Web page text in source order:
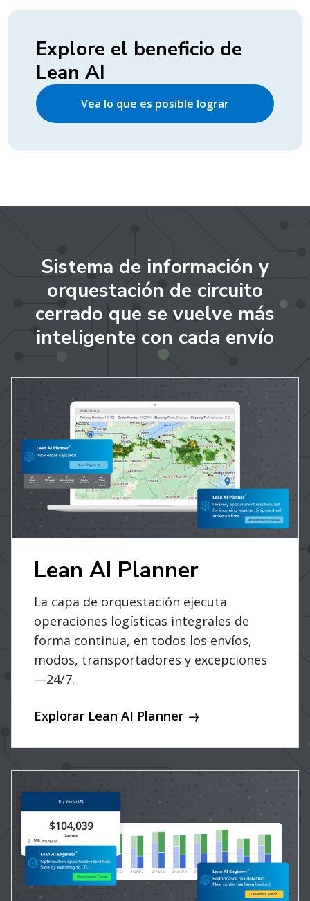
Explore el beneficio de
Lean AI
Vea lo que es posible lograr
Sistema de información y
orquestación de circuito
cerrado que se vuelve más
inteligente con cada envío
Lean AI Planner
La capa de orquestación ejecuta
operaciones logísticas integrales de
forma continua, en todos los envíos,
modos, transportadores y excepciones
—24/7.
Explorar Lean AI Planner